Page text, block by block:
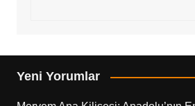
Yeni Yorumlar